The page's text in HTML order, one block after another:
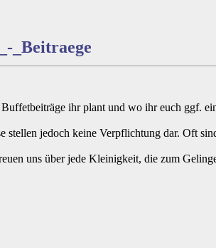
_Beitraege
ihr plant und wo ihr euch ggf.
stellen jedoch keine Verpflichtung dar. Oft
uns über jede Kleinigkeit, die zum